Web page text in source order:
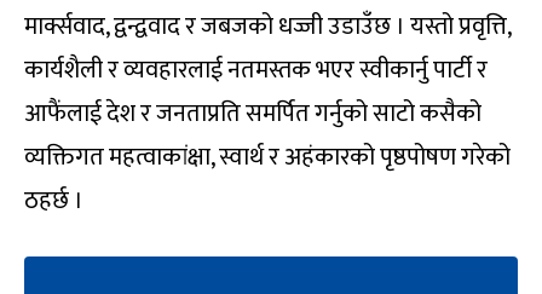
मार्क्सवाद, द्वन्द्ववाद र जबजको धज्जी उडाउँछ । यस्तो प्रवृत्ति,
कार्यशैली र व्यवहारलाई नतमस्तक भएर स्वीकार्नु पार्टी र
आफैंलाई देश र जनताप्रति समर्पित गर्नुको साटो कसैको
व्यक्तिगत महत्वाकांक्षा, स्वार्थ र अहंकारको पृष्ठपोषण गरेको
ठहर्छ ।